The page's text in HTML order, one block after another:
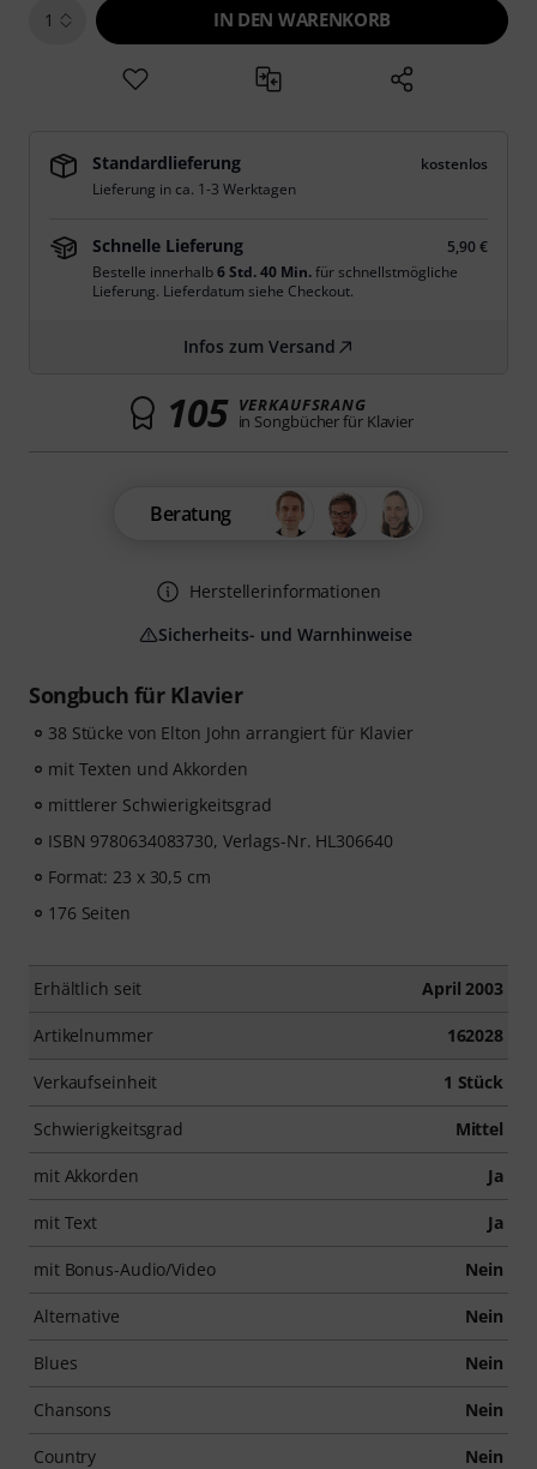
Songbuch für Klavier
38 Stücke von Elton John arrangiert für Klavier
mit Texten und Akkorden
mittlerer Schwierigkeitsgrad
ISBN 9780634083730, Verlags-Nr. HL306640
Format: 23 x 30,5 cm
176 Seiten
Erhältlich seit April 2003
Artikelnummer 162028
Verkaufseinheit 1 Stück
Schwierigkeitsgrad Mittel
mit Akkorden Ja
mit Text Ja
mit Bonus-Audio/Video Nein
Alternative Nein
Blues Nein
Chansons Nein
Country Nein
1 IN DEN WARENKORB
Standardlieferung
kostenlos
Lieferung in ca. 1-3 Werktagen
Schnelle Lieferung
5,90 €
Bestelle innerhalb6 Std. 40 Min.für schnellstmögliche
Lieferung. Lieferdatum siehe Checkout.
Infos zum Versand
105 VERKAUFSRANG
in Songbücher für Klavier
Beratung
Herstellerinformationen
Sicherheits- und Warnhinweise